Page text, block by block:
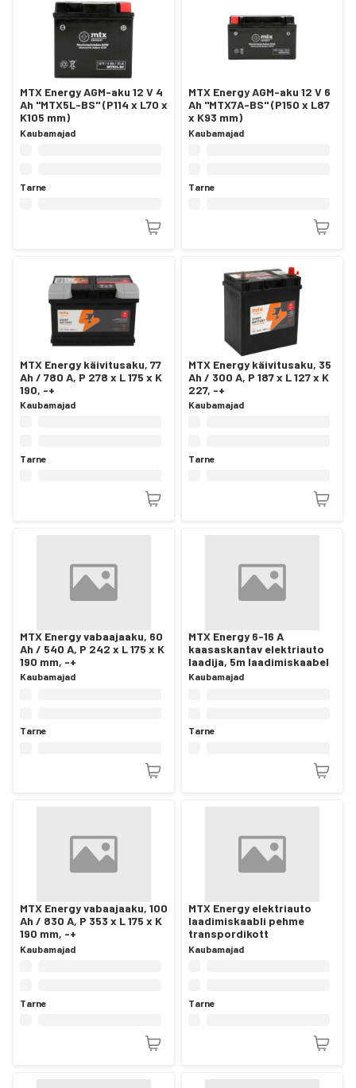
MTX Energy AGM-aku 12 V 4
Ah "MTX5L-BS" (P114 x L70 x
K105 mm)
Kaubamajad
Tarne
MTX Energy AGM-aku 12 V 6
Ah "MTX7A-BS" (P150 x L87
x K93 mm)
Kaubamajad
Tarne
MTX Energy käivitusaku, 77
Ah / 780 A, P 278 x L 175 x K
190, -+
Kaubamajad
Tarne
MTX Energy käivitusaku, 35
Ah / 300 A, P 187 x L 127 x K
227, -+
Kaubamajad
Tarne
MTX Energy vabaajaaku, 60
Ah / 540 A, P 242 x L 175 x K
190 mm, -+
Kaubamajad
Tarne
MTX Energy 6-16 A
kaasaskantav elektriauto
laadija, 5m laadimiskaabel
Kaubamajad
Tarne
MTX Energy vabaajaaku, 100
Ah / 830 A, P 353 x L 175 x K
190 mm, -+
Kaubamajad
Tarne
MTX Energy elektriauto
laadimiskaabli pehme
transpordikott
Kaubamajad
Tarne